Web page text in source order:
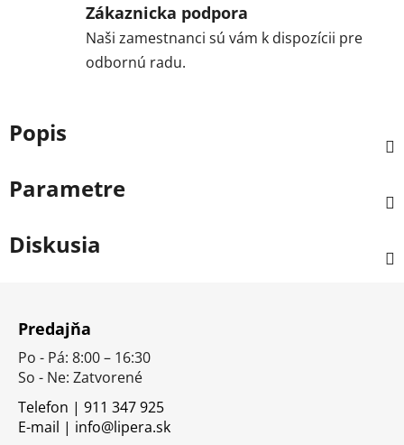
Zákaznicka podpora
Naši zamestnanci sú vám k dispozícii pre
odbornú radu.
Popis
Parametre
Diskusia
Predajňa
Po - Pá: 8:00 – 16:30
So - Ne: Zatvorené
Telefon | 911 347 925
E-mail | info@lipera.sk